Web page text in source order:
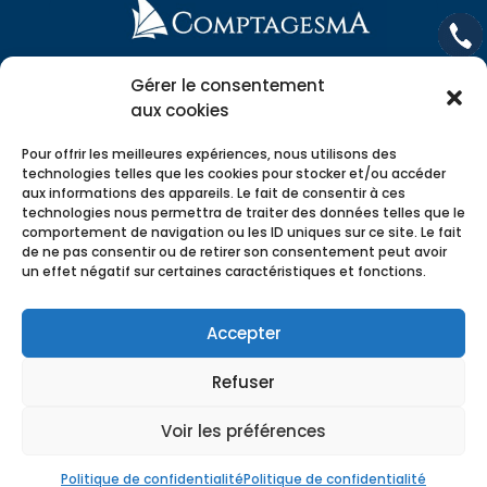
Gérer le consentement
aux cookies
Pour offrir les meilleures expériences, nous utilisons des
technologies telles que les cookies pour stocker et/ou accéder
aux informations des appareils. Le fait de consentir à ces
technologies nous permettra de traiter des données telles que le
comportement de navigation ou les ID uniques sur ce site. Le fait
de ne pas consentir ou de retirer son consentement peut avoir
un effet négatif sur certaines caractéristiques et fonctions.
Accepter
Refuser
Voir les préférences
Politique de confidentialitéPolitique de confidentialité
Comptagesma | Expert-Comptable à Saint-Malo
Comptagesma | Expert Comptable à Dinan
Comptagesma | Expert-Comptable à Rennes
Comptagesma recrute >
Politique de confidentialité >